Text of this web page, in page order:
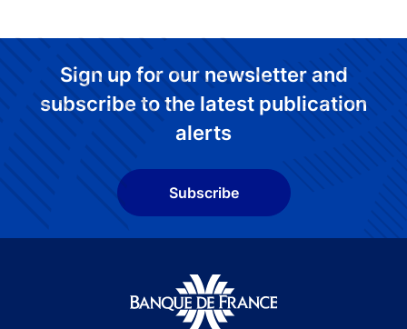
Sign up for our newsletter and
subscribe to the latest publication
alerts
Subscribe